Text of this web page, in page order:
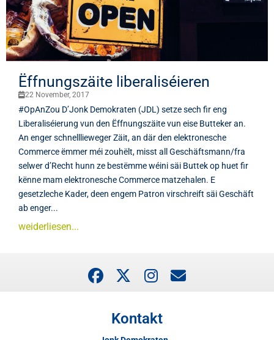
Ëffnungszäite liberaliséieren
22 November, 2017
#OpAnZou D’Jonk Demokraten (JDL) setze sech fir eng
Liberaliséierung vun den Ëffnungszäite vun eise Butteker an.
An enger schnelllieweger Zäit, an där den elektronesche
Commerce ëmmer méi zouhëlt, misst all Geschäftsmann/fra
selwer d’Recht hunn ze bestëmme wéini säi Buttek op huet fir
kënne mam elektronesche Commerce matzehalen. E
gesetzleche Kader, deen engem Patron virschreift säi Geschäft
ab enger...
weiderliesen...
Kontakt